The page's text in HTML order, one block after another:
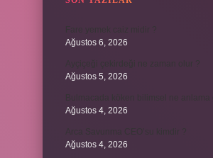
Ağustos 6, 2026
Ağustos 5, 2026
Ağustos 4, 2026
Ağustos 4, 2026